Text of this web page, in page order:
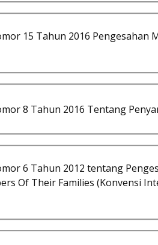
15 Tahun 2016 Pengesahan
8 Tahun 2016 Tentang
6 Tahun 2012 tentang
Of Their Families (Konvensi